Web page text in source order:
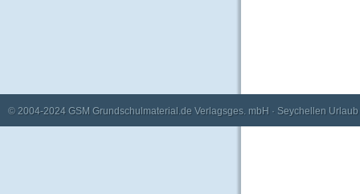
© 2004-2024 GSM Grundschulmaterial.de Verlagsges. mbH · Seychellen Urlaub